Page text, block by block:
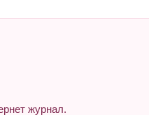
журнал.